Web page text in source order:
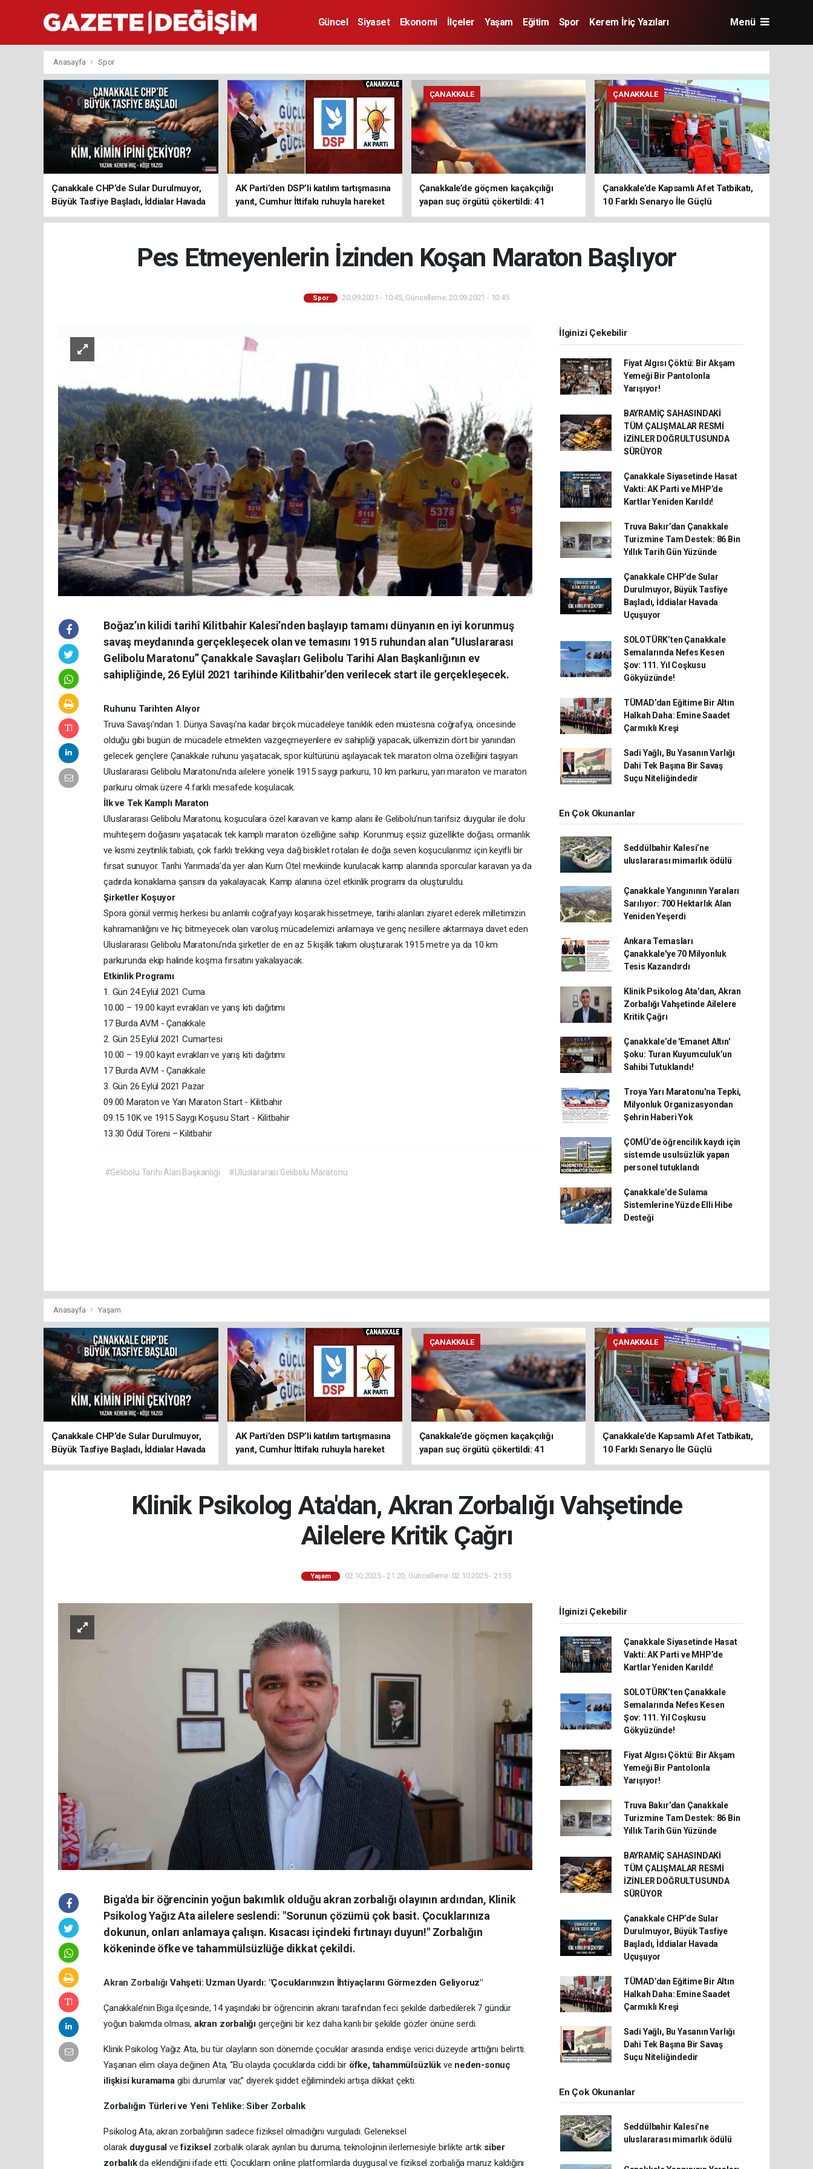
Güncel Siyaset Ekonomi İlçeler Yaşam Eğitim Spor Kerem İriç Yazıları Menü
Anasayfa Spor
Çanakkale CHP’de Sular Durulmuyor,
Büyük Tasfiye Başladı, İddialar Havada
Uçuşuyor
AK Parti’den DSP’li katılım tartışmasına
yanıt, Cumhur İttifakı ruhuyla hareket
ediyoruz
ÇANAKKALE
Çanakkale’de göçmen kaçakçılığı
yapan suç örgütü çökertildi: 41
tutuklama
ÇANAKKALE
Çanakkale’de Kapsamlı Afet Tatbikatı,
10 Farklı Senaryo İle Güçlü
Koordinasyon
Pes Etmeyenlerin İzinden Koşan Maraton Başlıyor
Spor 20.09.2021 - 10:45, Güncelleme: 20.09.2021 - 10:45
Boğaz’ın kilidi tarihî Kilitbahir Kalesi’nden başlayıp tamamı dünyanın en iyi korunmuş
savaş meydanında gerçekleşecek olan ve temasını 1915 ruhundan alan “Uluslararası
Gelibolu Maratonu” Çanakkale Savaşları Gelibolu Tarihi Alan Başkanlığının ev
sahipliğinde, 26 Eylül 2021 tarihinde Kilitbahir’den verilecek start ile gerçekleşecek.
Ruhunu Tarihten Alıyor
Truva Savaşı’ndan 1. Dünya Savaşı’na kadar birçok mücadeleye tanıklık eden müstesna coğrafya, öncesinde
olduğu gibi bugün de mücadele etmekten vazgeçmeyenlere ev sahipliği yapacak, ülkemizin dört bir yanından
gelecek gençlere Çanakkale ruhunu yaşatacak, spor kültürünü aşılayacak tek maraton olma özelliğini taşıyan
Uluslararası Gelibolu Maratonu’nda ailelere yönelik 1915 saygı parkuru, 10 km parkuru, yarı maraton ve maraton
parkuru olmak üzere 4 farklı mesafede koşulacak.
İlk ve Tek Kamplı Maraton
Uluslararası Gelibolu Maratonu, koşuculara özel karavan ve kamp alanı ile Gelibolu’nun tarifsiz duygular ile dolu
muhteşem doğasını yaşatacak tek kamplı maraton özelliğine sahip. Korunmuş eşsiz güzellikte doğası, ormanlık
ve kısmi zeytinlik tabiatı, çok farklı trekking veya dağ bisiklet rotaları ile doğa seven koşucularımız için keyifli bir
fırsat sunuyor. Tarihi Yarımada’da yer alan Kum Otel mevkiinde kurulacak kamp alanında sporcular karavan ya da
çadırda konaklama şansını da yakalayacak. Kamp alanına özel etkinlik programı da oluşturuldu.
Şirketler Koşuyor
Spora gönül vermiş herkesi bu anlamlı coğrafyayı koşarak hissetmeye, tarihi alanları ziyaret ederek milletimizin
kahramanlığını ve hiç bitmeyecek olan varoluş mücadelemizi anlamaya ve genç nesillere aktarmaya davet eden
Uluslararası Gelibolu Maratonu’nda şirketler de en az 5 kişilik takım oluşturarak 1915 metre ya da 10 km
parkurunda ekip halinde koşma fırsatını yakalayacak.
Etkinlik Programı
1. Gün 24 Eylül 2021 Cuma
10.00 – 19.00 kayıt evrakları ve yarış kiti dağıtımı
17 Burda AVM - Çanakkale
2. Gün 25 Eylül 2021 Cumartesi
10.00 – 19.00 kayıt evrakları ve yarış kiti dağıtımı
17 Burda AVM - Çanakkale
3. Gün 26 Eylül 2021 Pazar
09.00 Maraton ve Yarı Maraton Start - Kilitbahir
09.15 10K ve 1915 Saygı Koşusu Start - Kilitbahir
13.30 Ödül Töreni – Kilitbahir
#Gelibolu Tarihi Alan Başkanlığı #Uluslararası Gelibolu Maratonu
İlginizi Çekebilir
Fiyat Algısı Çöktü: Bir Akşam
Yemeği Bir Pantolonla
Yarışıyor!
BAYRAMİÇ SAHASINDAKİ
TÜM ÇALIŞMALAR RESMİ
İZİNLER DOĞRULTUSUNDA
SÜRÜYOR
Çanakkale Siyasetinde Hasat
Vakti: AK Parti ve MHP’de
Kartlar Yeniden Karıldı!
Truva Bakır’dan Çanakkale
Turizmine Tam Destek: 86 Bin
Yıllık Tarih Gün Yüzünde
Çanakkale CHP’de Sular
Durulmuyor, Büyük Tasfiye
Başladı, İddialar Havada
Uçuşuyor
SOLOTÜRK’ten Çanakkale
Semalarında Nefes Kesen
Şov: 111. Yıl Coşkusu
Gökyüzünde!
TÜMAD’dan Eğitime Bir Altın
Halkah Daha: Emine Saadet
Çarmıklı Kreşi
Sadi Yağlı, Bu Yasanın Varlığı
Dahi Tek Başına Bir Savaş
Suçu Niteliğindedir
En Çok Okunanlar
Seddülbahir Kalesi’ne
uluslararası mimarlık ödülü
Çanakkale Yangınının Yaraları
Sarılıyor: 700 Hektarlık Alan
Yeniden Yeşerdi
Ankara Temasları
Çanakkale'ye 70 Milyonluk
Tesis Kazandırdı
Klinik Psikolog Ata'dan, Akran
Zorbalığı Vahşetinde Ailelere
Kritik Çağrı
Çanakkale’de 'Emanet Altın'
Şoku: Turan Kuyumculuk’un
Sahibi Tutuklandı!
Troya Yarı Maratonu'na Tepki,
Milyonluk Organizasyondan
Şehrin Haberi Yok
ÇOMÜ’de öğrencilik kaydı için
sistemde usulsüzlük yapan
personel tutuklandı
Çanakkale’de Sulama
Sistemlerine Yüzde Elli Hibe
Desteği
Anasayfa Yaşam
Çanakkale CHP’de Sular Durulmuyor,
Büyük Tasfiye Başladı, İddialar Havada
Uçuşuyor
AK Parti’den DSP’li katılım tartışmasına
yanıt, Cumhur İttifakı ruhuyla hareket
ediyoruz
ÇANAKKALE
Çanakkale’de göçmen kaçakçılığı
yapan suç örgütü çökertildi: 41
tutuklama
ÇANAKKALE
Çanakkale’de Kapsamlı Afet Tatbikatı,
10 Farklı Senaryo İle Güçlü
Koordinasyon
Klinik Psikolog Ata'dan, Akran Zorbalığı Vahşetinde
Ailelere Kritik Çağrı
Yaşam 02.10.2025 - 21:20, Güncelleme: 02.10.2025 - 21:33
Biga'da bir öğrencinin yoğun bakımlık olduğu akran zorbalığı olayının ardından, Klinik
Psikolog Yağız Ata ailelere seslendi: "Sorunun çözümü çok basit. Çocuklarınıza
dokunun, onları anlamaya çalışın. Kısacası içindeki fırtınayı duyun!" Zorbalığın
kökeninde öfke ve tahammülsüzlüğe dikkat çekildi.
Akran ZorbalığıVahşeti: Uzman Uyardı: "Çocuklarımızın İhtiyaçlarını Görmezden Geliyoruz"
Çanakkale’nin Biga ilçesinde, 14 yaşındaki bir öğrencinin akranı tarafından feci şekilde darbedilerek 7 gündür
yoğun bakımda olması, akran zorbalığıgerçeğini bir kez daha kanlı bir şekilde gözler önüne serdi.
Klinik Psikolog Yağız Ata, bu tür olayların son dönemde çocuklar arasında endişe verici düzeyde arttığını belirtti.
Yaşanan elim olaya değinen Ata, “Bu olayda çocuklarda ciddi bir öfke, tahammülsüzlükve neden-sonuç
ilişkisi kuramamagibi durumlar var,” diyerek şiddet eğilimindeki artışa dikkat çekti.
Zorbalığın Türleri ve Yeni Tehlike: Siber Zorbalık
Psikolog Ata, akran zorbalığının sadece fiziksel olmadığını vurguladı. Geleneksel
olarak duygusal vefizikselzorbalık olarak ayrılan bu duruma, teknolojinin ilerlemesiyle birlikte artık siber
zorbalıkda eklendiğini ifade etti. Çocukların online platformlarda duygusal ve fiziksel zorbalığa maruz kaldığını
İlginizi Çekebilir
Çanakkale Siyasetinde Hasat
Vakti: AK Parti ve MHP’de
Kartlar Yeniden Karıldı!
SOLOTÜRK’ten Çanakkale
Semalarında Nefes Kesen
Şov: 111. Yıl Coşkusu
Gökyüzünde!
Fiyat Algısı Çöktü: Bir Akşam
Yemeği Bir Pantolonla
Yarışıyor!
Truva Bakır’dan Çanakkale
Turizmine Tam Destek: 86 Bin
Yıllık Tarih Gün Yüzünde
BAYRAMİÇ SAHASINDAKİ
TÜM ÇALIŞMALAR RESMİ
İZİNLER DOĞRULTUSUNDA
SÜRÜYOR
Çanakkale CHP’de Sular
Durulmuyor, Büyük Tasfiye
Başladı, İddialar Havada
Uçuşuyor
TÜMAD’dan Eğitime Bir Altın
Halkah Daha: Emine Saadet
Çarmıklı Kreşi
Sadi Yağlı, Bu Yasanın Varlığı
Dahi Tek Başına Bir Savaş
Suçu Niteliğindedir
En Çok Okunanlar
Seddülbahir Kalesi’ne
uluslararası mimarlık ödülü